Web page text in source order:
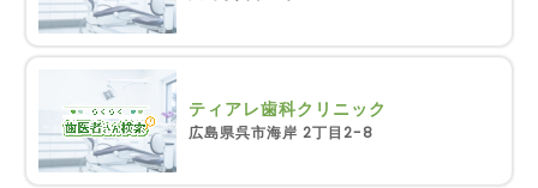
ティアレ歯科クリニック
広島県呉市海岸 2丁目2-8